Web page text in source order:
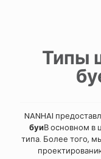
Типы
NANHAI
буиВ основном в
типа. Более того,